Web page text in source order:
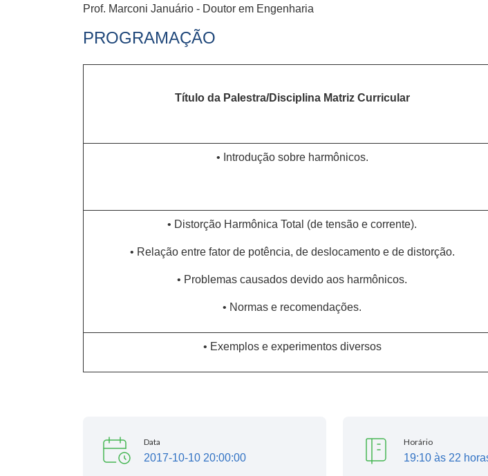
Prof. Marconi Januário - Doutor em Engenharia
PROGRAMAÇÃO
Título da Palestra/Disciplina Matriz Curricular
• Introdução sobre harmônicos.
• Distorção Harmônica Total (de tensão e corrente).
• Relação entre fator de potência, de deslocamento e de distorção.
• Problemas causados devido aos harmônicos.
• Normas e recomendações.
• Exemplos e experimentos diversos
Data
2017-10-10 20:00:00
Horário
19:10 às 22